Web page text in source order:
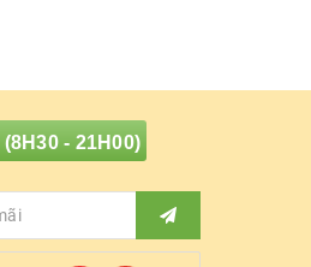
(8H30 - 21H00)